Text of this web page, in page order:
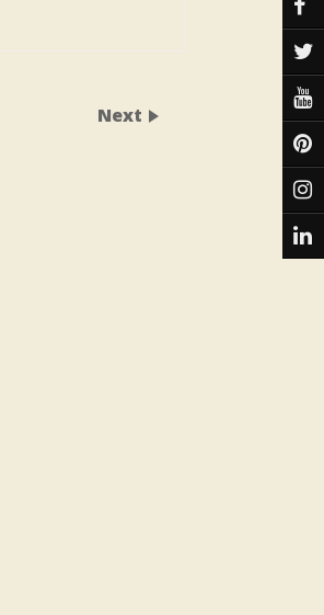
Next